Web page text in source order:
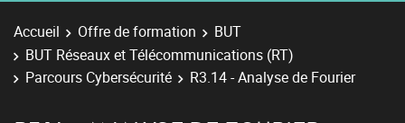
Accueil Offre de formation
BUT
BUT Réseaux et Télécommunications (RT)
Parcours Cybersécurité
R3.14 - Analyse de Fourier